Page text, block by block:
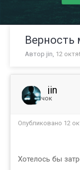
Верность
Автор jin, 12
jin
Новичок
Опубликовано 12
Хотелось бы